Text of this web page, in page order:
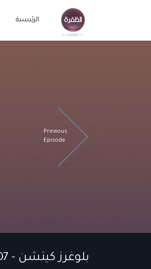
الرئيسية
Previous
Episode
بلوغرز كيتشن - S1 | EP 07 - بلوغرز كيتشن | الحلقة 07